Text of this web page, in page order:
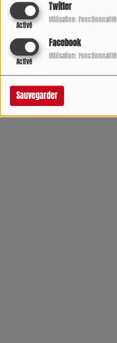
Twitter
Activé
Utilisation: Fonctionnalité
Facebook
Activé
Utilisation: Fonctionnalité
Sauvegarder